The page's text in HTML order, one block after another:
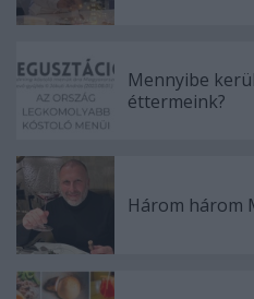
Mennyibe
éttermeink?
Három három